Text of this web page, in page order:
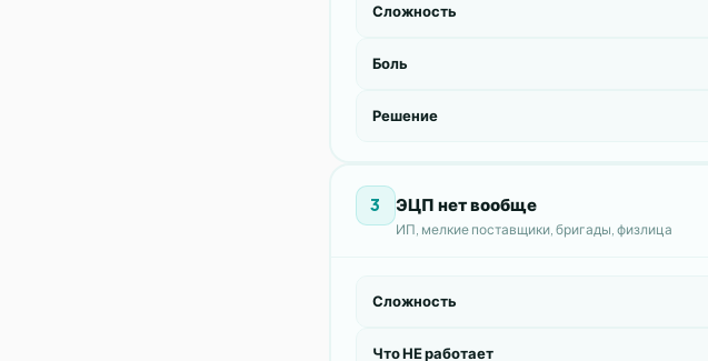
Сложность
Боль
Решение
3 ЭЦП нет вообще
ИП, мелкие поставщики, бригады, физлица
Сложность
Что НЕ работает